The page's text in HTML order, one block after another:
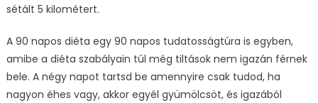
sétált 5 kilométert.
A 90 napos diéta egy 90 napos tudatosságtúra is egyben,
amibe a diéta szabályain túl még tiltások nem igazán férnek
bele. A négy napot tartsd be amennyire csak tudod, ha
nagyon éhes vagy, akkor egyél gyümölcsöt, és igazából